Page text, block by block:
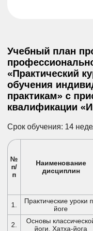
Учебный план
«Практический
обучения
практикам» с
квалификации
Срок обучения: 14
№
п/
п
Наименование
дисциплин
1.
Практические уроки
йоге
2.
Основы
йоги. Хатха-йога